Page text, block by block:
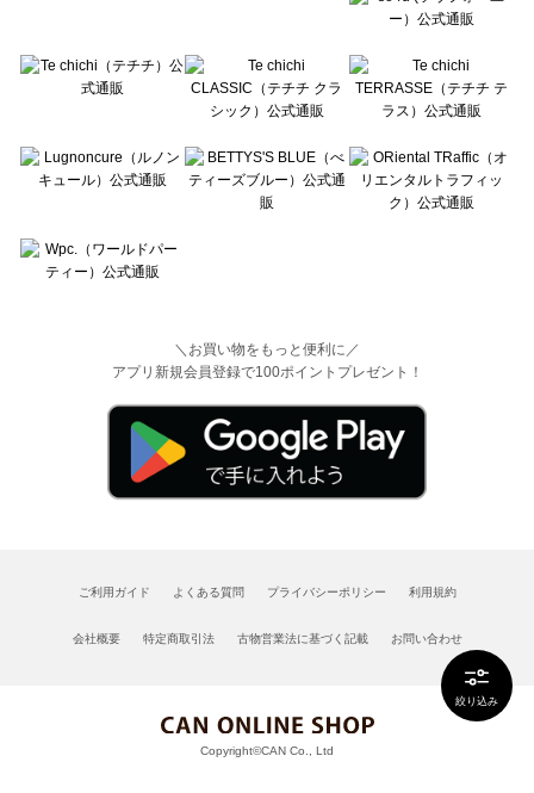
絞り込み
＼お買い物をもっと便利に／
アプリ新規会員登録で100ポイントプレゼント！
ご利用ガイド よくある質問 プライバシーポリシー 利用規約
会社概要 特定商取引法 古物営業法に基づく記載 お問い合わせ
Copyright©CAN Co., Ltd